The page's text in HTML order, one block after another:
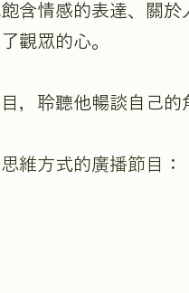
含情感的表達、關於
觀眾的心。
，聆聽他暢談自己的
維方式的廣播節目：